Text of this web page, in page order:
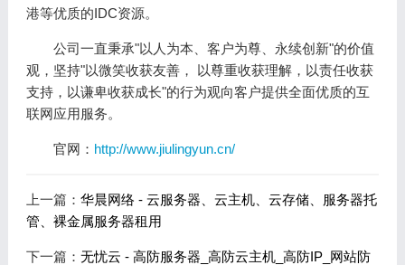
港等优质的IDC资源。
公司一直秉承"以人为本、客户为尊、永续创新"的价值
观，坚持"以微笑收获友善， 以尊重收获理解，以责任收获
支持，以谦卑收获成长"的行为观向客户提供全面优质的互
联网应用服务。
官网： http://www.jiulingyun.cn/
上一篇： 华晨网络 - 云服务器、云主机、云存储、服务器托
管、裸金属服务器租用
下一篇： 无忧云 - 高防服务器_高防云主机_高防IP_网站防